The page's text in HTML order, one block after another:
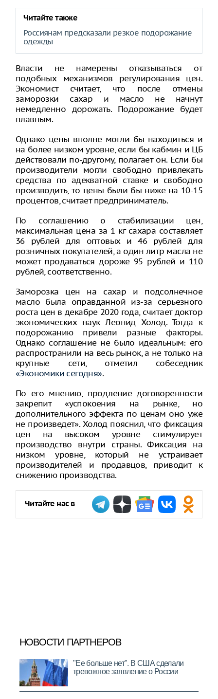
Читайте также
Россиянам предсказали резкое подорожание
одежды
Власти не намерены отказываться от
подобных механизмов регулирования цен.
Экономист считает, что после отмены
заморозки сахар и масло не начнут
немедленно дорожать. Подорожание будет
плавным.
Однако цены вполне могли бы находиться и
на более низком уровне, если бы кабмин и ЦБ
действовали по-другому, полагает он. Если бы
производители могли свободно привлекать
средства по адекватной ставке и свободно
производить, то цены были бы ниже на 10-15
процентов, считает предприниматель.
По соглашению о стабилизации цен,
максимальная цена за 1 кг сахара составляет
36 рублей для оптовых и 46 рублей для
розничных покупателей, а один литр масла не
может продаваться дороже 95 рублей и 110
рублей, соответственно.
Заморозка цен на сахар и подсолнечное
масло была оправданной из-за серьезного
роста цен в декабре 2020 года, считает доктор
экономических наук Леонид Холод. Тогда к
подорожанию привели разные факторы.
Однако соглашение не было идеальным: его
распространили на весь рынок, а не только на
крупные сети, отметил собеседник
«Экономики сегодня».
По его мнению, продление договоренности
закрепит «успокоения на рынке, но
дополнительного эффекта по ценам оно уже
не произведет». Холод пояснил, что фиксация
цен на высоком уровне стимулирует
производство внутри страны. Фиксация на
низком уровне, который не устраивает
производителей и продавцов, приводит к
снижению производства.
Читайте нас в